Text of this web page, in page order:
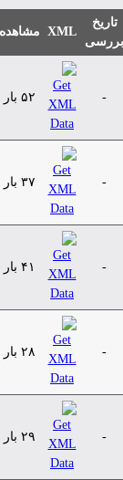
تاریخ
XML مشاهده
۵۲ بار
۳۷ بار
۴۱ بار
۲۸ بار
۲۹ بار